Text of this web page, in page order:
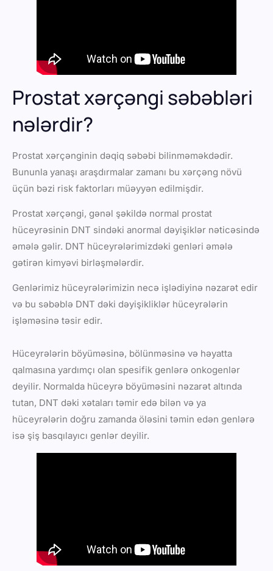
Prostat xərçəngi səbəbləri
nələrdir?
Prostat xərçənginin dəqiq səbəbi bilinməməkdədir.
Bununla yanaşı araşdırmalar zamanı bu xərçəng növü
üçün bəzi risk faktorları müəyyən edilmişdir.
Prostat xərçəngi, gənəl şəkildə normal prostat
hüceyrəsinin DNT sindəki anormal dəyişiklər nəticəsində
əmələ gəlir. DNT hüceyrələrimizdəki genləri əmələ
gətirən kimyəvi birləşmələrdir.
Genlərimiz hüceyrələrimizin necə işlədiyinə nəzarət edir
və bu səbəblə DNT dəki dəyişikliklər hüceyrələrin
işləməsinə təsir edir.
Hüceyrələrin böyüməsinə, bölünməsinə və həyatta
qalmasına yardımçı olan spesifik genlərə onkogenlər
deyilir. Normalda hüceyrə böyüməsini nəzarət altında
tutan, DNT dəki xətaları təmir edə bilən və ya
hüceyrələrin doğru zamanda öləsini təmin edən genlərə
isə şiş basqılayıcı genlər deyilir.